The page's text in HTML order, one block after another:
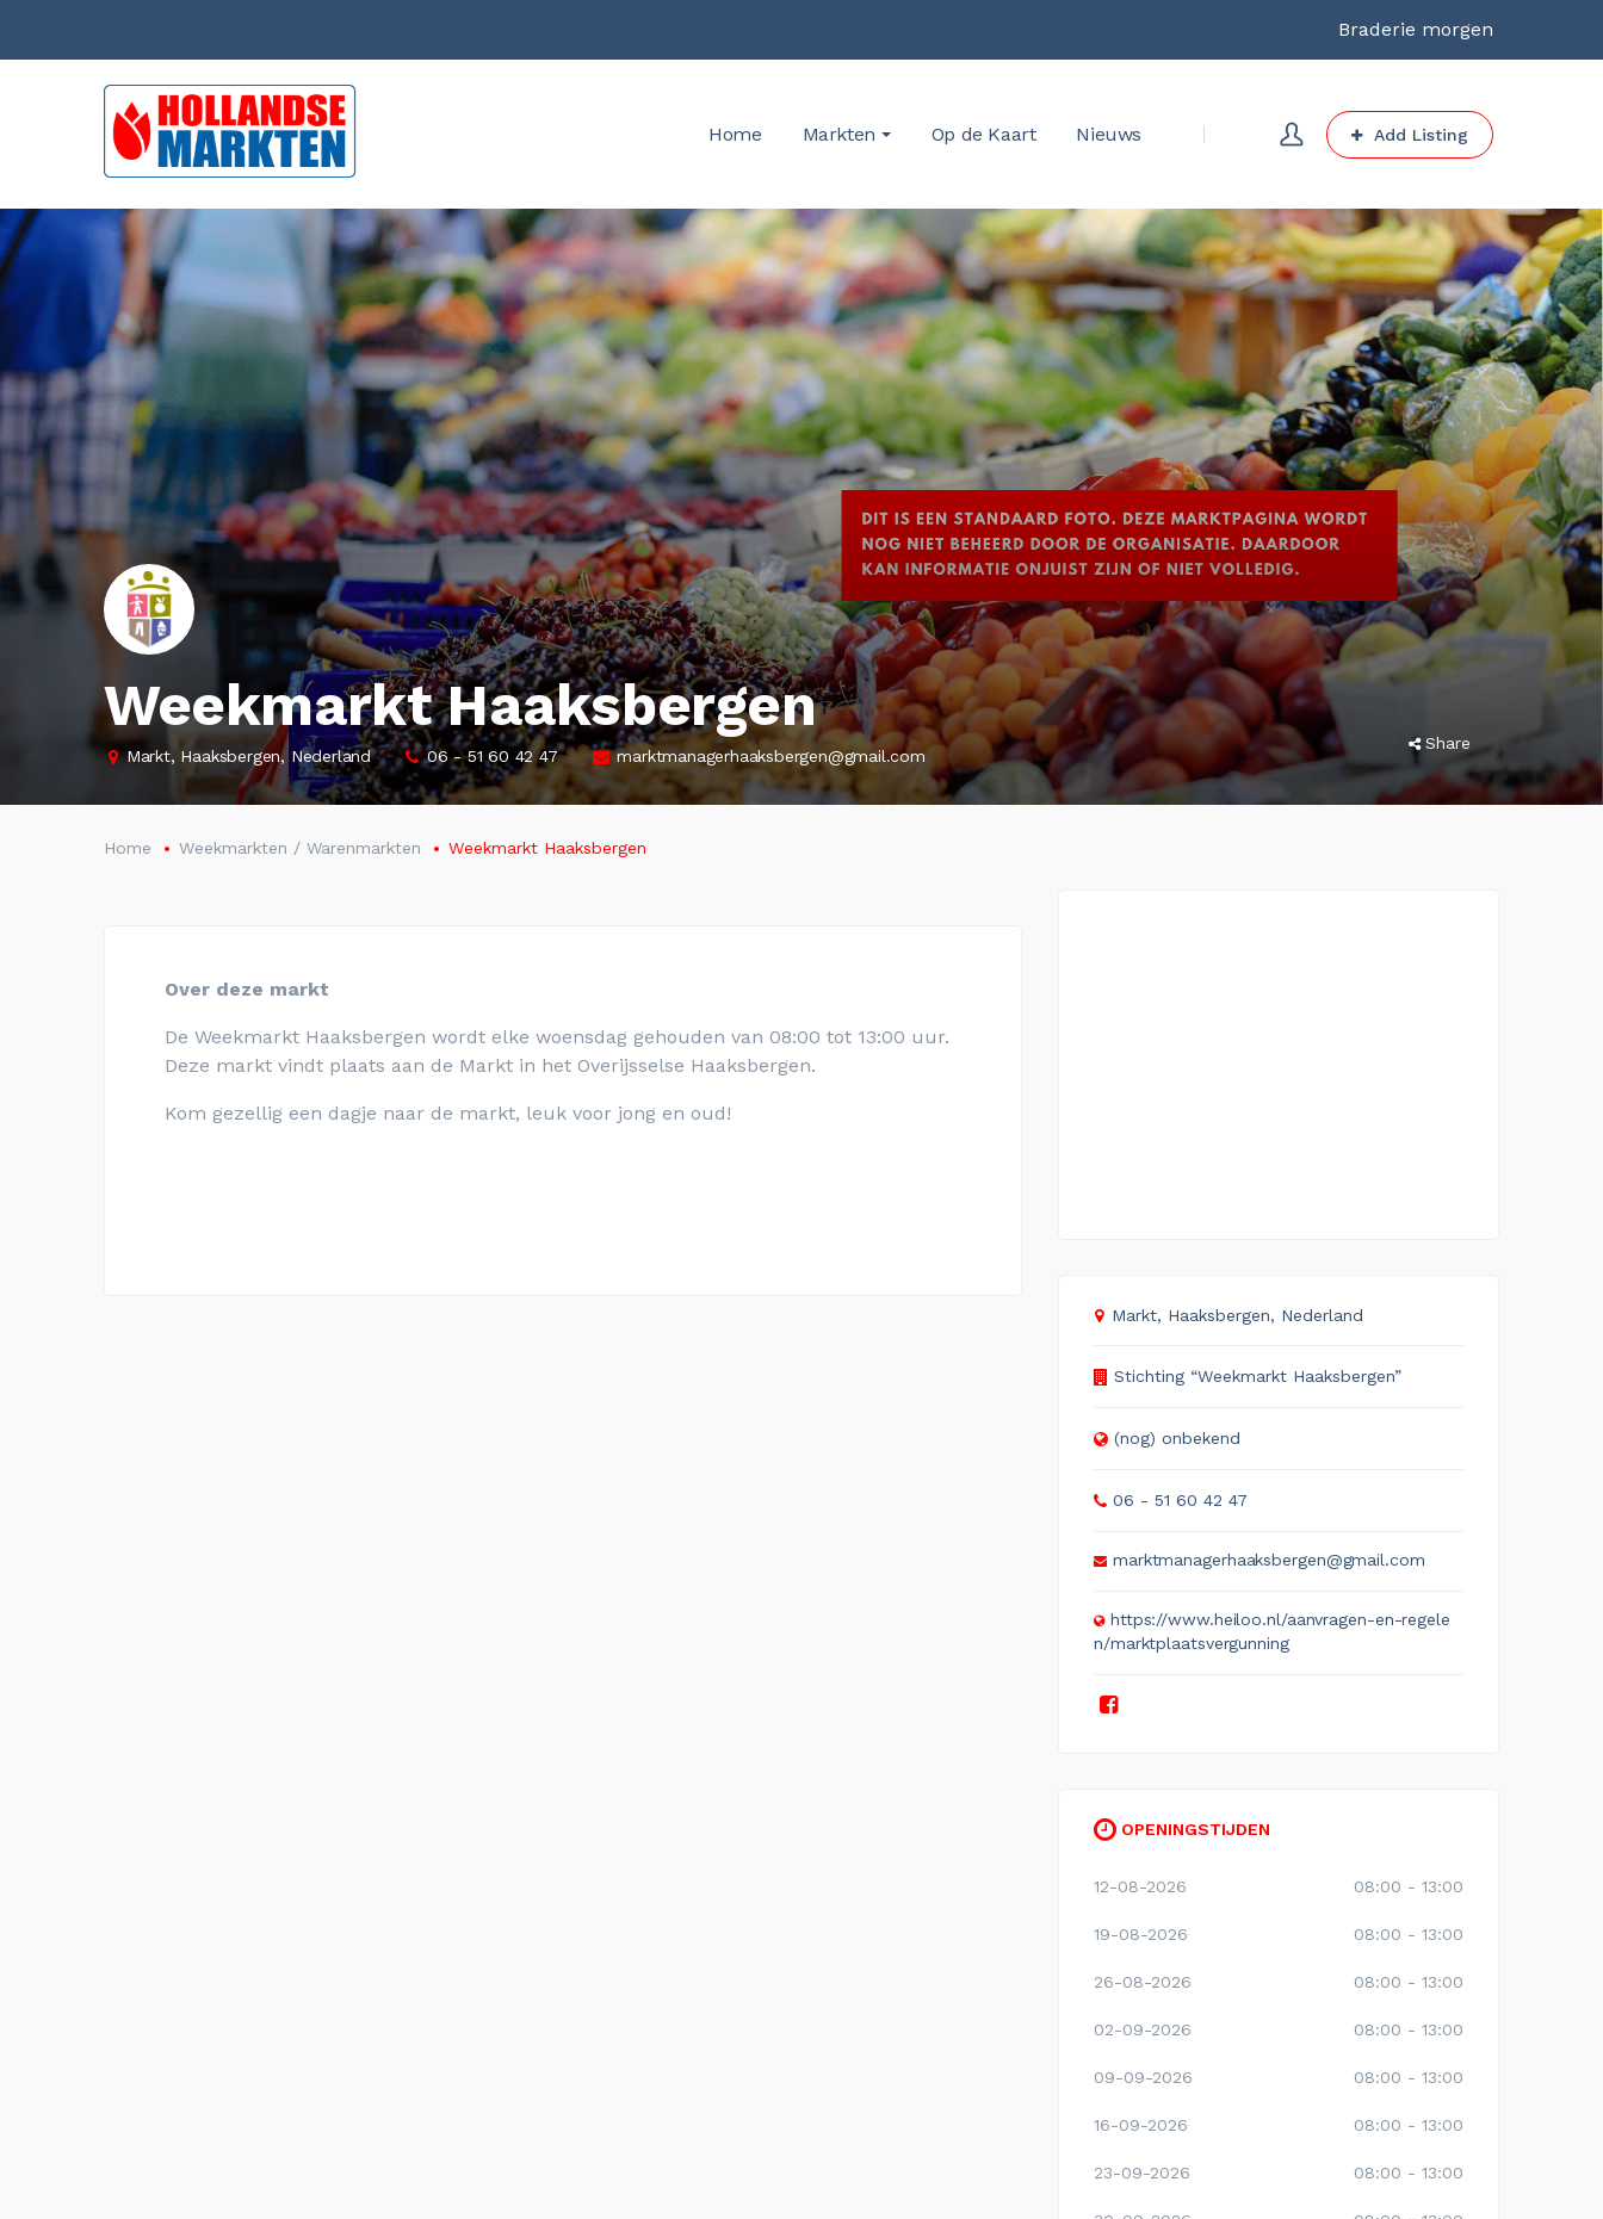
Braderie morgen
Home Markten Op de Kaart Nieuws Add Listing
Weekmarkt Haaksbergen
Markt, Haaksbergen, Nederland 06 - 51 60 42 47 marktmanagerhaaksbergen@gmail.com
Share
Home Weekmarkten / Warenmarkten Weekmarkt Haaksbergen
Over deze markt
De Weekmarkt Haaksbergen wordt elke woensdag gehouden van 08:00 tot 13:00 uur.
Deze markt vindt plaats aan de Markt in het Overijsselse Haaksbergen.
Kom gezellig een dagje naar de markt, leuk voor jong en oud!
Markt, Haaksbergen, Nederland
Stichting “Weekmarkt Haaksbergen”
(nog) onbekend
06 - 51 60 42 47
marktmanagerhaaksbergen@gmail.com
https://www.heiloo.nl/aanvragen-en-regele
n/marktplaatsvergunning
OPENINGSTIJDEN
12-08-2026 08:00 - 13:00
19-08-2026 08:00 - 13:00
26-08-2026 08:00 - 13:00
02-09-2026 08:00 - 13:00
09-09-2026 08:00 - 13:00
16-09-2026 08:00 - 13:00
23-09-2026 08:00 - 13:00